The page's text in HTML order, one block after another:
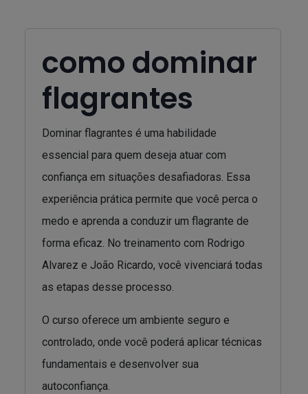
como dominar
flagrantes
Dominar flagrantes é uma habilidade
essencial para quem deseja atuar com
confiança em situações desafiadoras. Essa
experiência prática permite que você perca o
medo e aprenda a conduzir um flagrante de
forma eficaz. No treinamento com Rodrigo
Alvarez e João Ricardo, você vivenciará todas
as etapas desse processo.
O curso oferece um ambiente seguro e
controlado, onde você poderá aplicar técnicas
fundamentais e desenvolver sua
autoconfiança.